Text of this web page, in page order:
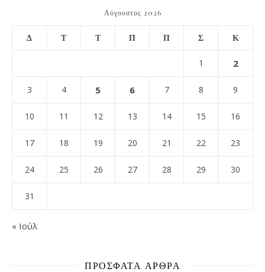
Αύγουστος 2026
Δ Τ Τ Π Π Σ Κ
1 2
3 4 5 6 7 8 9
10 11 12 13 14 15 16
17 18 19 20 21 22 23
24 25 26 27 28 29 30
31
« Ιούλ
ΠΡΌΣΦΑΤΑ ΆΡΘΡΑ